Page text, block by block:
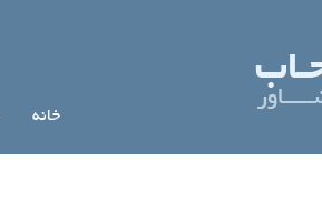
خانه